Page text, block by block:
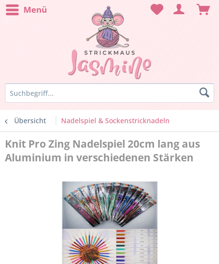
Menü
Übersicht Nadelspiel & Sockenstricknadeln
Knit Pro Zing Nadelspiel 20cm lang aus
Aluminium in verschiedenen Stärken